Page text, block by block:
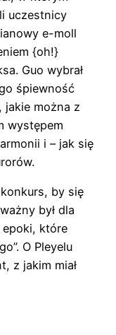
uczestnicy
e-moll
{oh!}
Guo wybrał
śpiewność
można z
występem
i – jak się
konkurs, by się
był dla
które
O Pleyelu
z jakim miał